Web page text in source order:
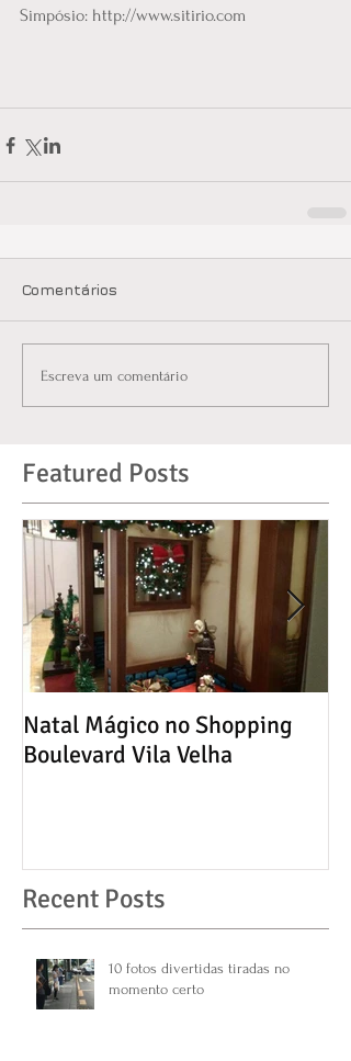
Featured Posts
Recent Posts
Simpósio: http://www.sitirio.com
Comentários
Escreva um comentário
Natal Mágico no Shopping
Boulevard Vila Velha
10 fotos divertidas tiradas no
momento certo